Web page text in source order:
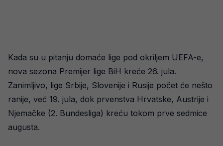
Kada su u pitanju domaće lige pod okriljem UEFA-e,
nova sezona Premijer lige BiH kreće 26. jula.
Zanimljivo, lige Srbije, Slovenije i Rusije počet će nešto
ranije, već 19. jula, dok prvenstva Hrvatske, Austrije i
Njemačke (2. Bundesliga) kreću tokom prve sedmice
augusta.